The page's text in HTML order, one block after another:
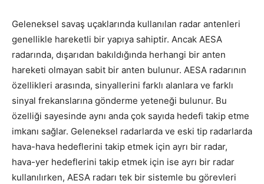
Geleneksel savaş uçaklarında kullanılan radar antenleri
genellikle hareketli bir yapıya sahiptir. Ancak AESA
radarında, dışarıdan bakıldığında herhangi bir anten
hareketi olmayan sabit bir anten bulunur. AESA radarının
özellikleri arasında, sinyallerini farklı alanlara ve farklı
sinyal frekanslarına gönderme yeteneği bulunur. Bu
özelliği sayesinde aynı anda çok sayıda hedefi takip etme
imkanı sağlar. Geleneksel radarlarda ve eski tip radarlarda
hava-hava hedeflerini takip etmek için ayrı bir radar,
hava-yer hedeflerini takip etmek için ise ayrı bir radar
kullanılırken, AESA radarı tek bir sistemle bu görevleri